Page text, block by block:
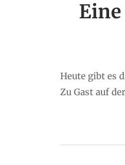
Heute gibt es
Zu Gast auf